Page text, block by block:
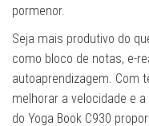
pormenor.
Seja mais produtivo do
como bloco de notas, e-
autoaprendizagem. Com
melhorar a velocidade e
do Yoga Book C930